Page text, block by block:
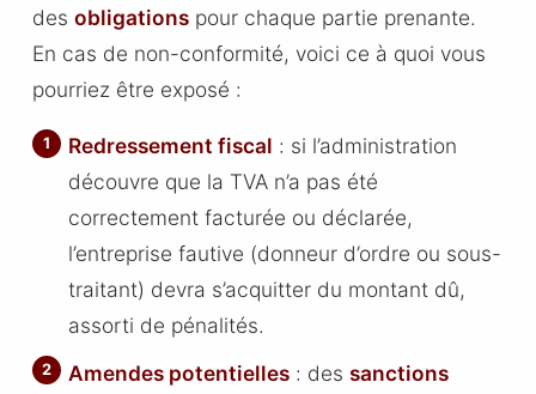
des obligationspour chaque partie prenante.
En cas de non-conformité, voici ce à quoi vous
pourriez être exposé :
Redressement fiscal : si l’administration
découvre que la TVA n’a pas été
correctement facturée ou déclarée,
l’entreprise fautive (donneur d’ordre ou sous-
traitant) devra s’acquitter du montant dû,
assorti de pénalités.
Amendes potentielles : dessanctions